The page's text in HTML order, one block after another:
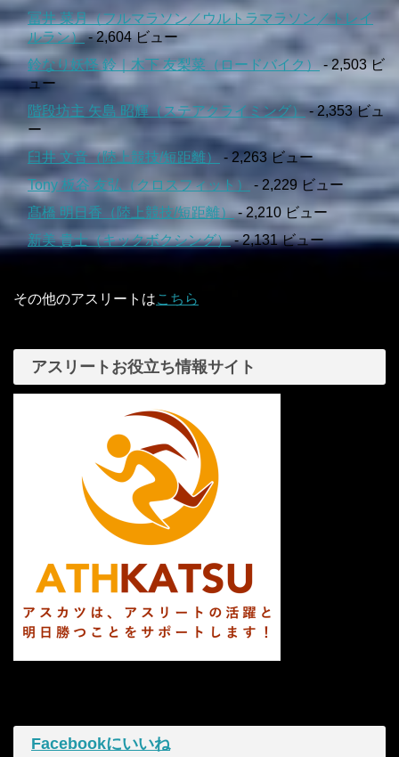
冨井 菜月（フルマラソン／ウルトラマラソン／トレイ
ルラン）- 2,604 ビュー
鈴なり妖怪 鈴｜木下 友梨菜（ロードバイク）
- 2,503 ビ
ュー
階段坊主 矢島 昭輝（ステアクライミング）
- 2,353 ビュ
ー
臼井 文音（陸上競技/短距離）
- 2,263 ビュー
Tony 板谷 友弘（クロスフィット）
- 2,229 ビュー
髙橋 明日香（陸上競技/短距離）- 2,210 ビュー
新美 貴士（キックボクシング）- 2,131 ビュー
その他のアスリートはこちら
アスリートお役立ち情報サイト
Facebookにいいね